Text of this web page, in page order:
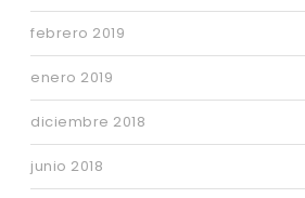
febrero 2019
enero 2019
diciembre 2018
junio 2018